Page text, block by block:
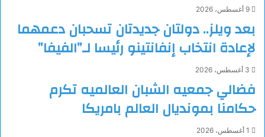
9 أغسطس، 2026
بعد ويلز.. دولتان جديدتان تسحبان دعمهما
لإعادة انتخاب إنفانتينو رئيسا لـ”الفيفا”
3 أغسطس، 2026
فضالي جمعيه الشبان العالميه تكرم
حكامنا بمونديال العالم بامريكا
1 أغسطس، 2026